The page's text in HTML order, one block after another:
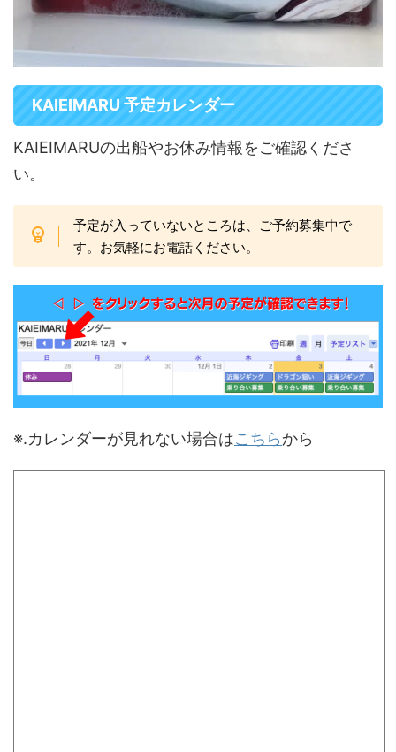
KAIEIMARU 予定カレンダー
KAIEIMARUの出船やお休み情報をご確認くださ
い。
予定が入っていないところは、ご予約募集中で
す。お気軽にお電話ください。
※.カレンダーが見れない場合はこちらから